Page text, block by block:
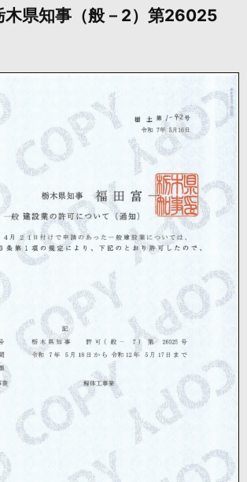
木県知事（般－2）第26025